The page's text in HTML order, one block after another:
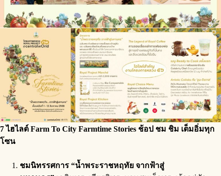
7 ไฮไลต์ Farm To City Farmtime Stories ช้อป ชม ชิม เต็มอิ่มทุก
โซน
ชมนิทรรศการ “น้ำพระราชหฤทัย จากฟ้าสู่